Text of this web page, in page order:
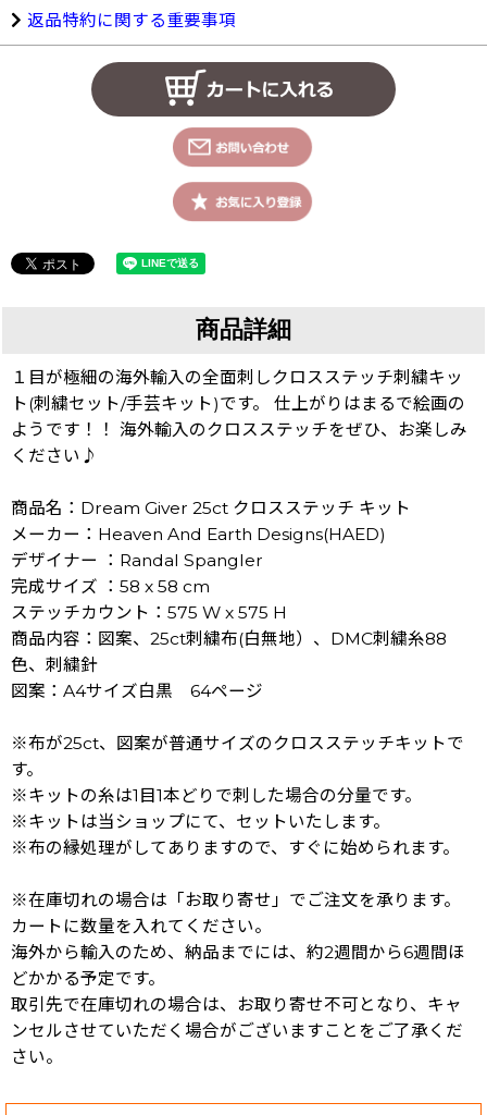
返品特約に関する重要事項
商品詳細
１目が極細の海外輸入の全面刺しクロスステッチ刺繍キッ
ト(刺繍セット/手芸キット)です。 仕上がりはまるで絵画の
ようです！！ 海外輸入のクロスステッチをぜひ、お楽しみ
ください♪
商品名：Dream Giver 25ct クロスステッチ キット
メーカー：Heaven And Earth Designs(HAED)
デザイナー ：Randal Spangler
完成サイズ ：58 x 58 cm
ステッチカウント：575 W x 575 H
商品内容：図案、25ct刺繍布(白無地）、DMC刺繍糸88
色、刺繍針
図案：A4サイズ白黒 64ページ
※布が25ct、図案が普通サイズのクロスステッチキットで
す。
※キットの糸は1目1本どりで刺した場合の分量です。
※キットは当ショップにて、セットいたします。
※布の縁処理がしてありますので、すぐに始められます。
※在庫切れの場合は「お取り寄せ」でご注文を承ります。
カートに数量を入れてください。
海外から輸入のため、納品までには、約2週間から6週間ほ
どかかる予定です。
取引先で在庫切れの場合は、お取り寄せ不可となり、キャ
ンセルさせていただく場合がございますことをご了承くだ
さい。